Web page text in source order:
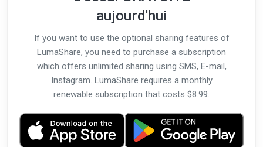
aujourd'hui
If you want to use the optional sharing features of
LumaShare, you need to purchase a subscription
which offers unlimited sharing using SMS, E-mail,
Instagram. LumaShare requires a monthly
renewable subscription that costs $8.99.